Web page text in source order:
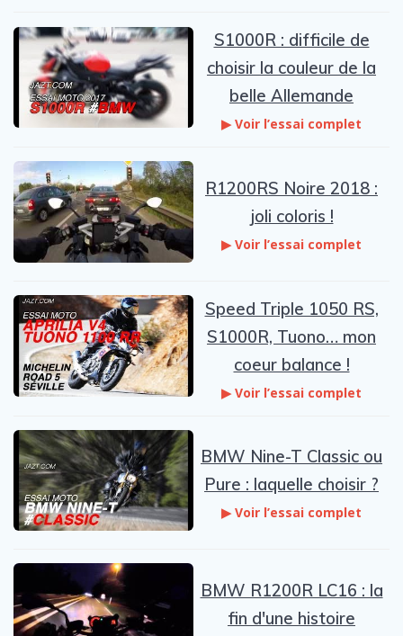
S1000R : difficile de
choisir la couleur de la
belle Allemande
▶ Voir l’essai complet
R1200RS Noire 2018 :
joli coloris !
▶ Voir l’essai complet
Speed Triple 1050 RS,
S1000R, Tuono… mon
coeur balance !
▶ Voir l’essai complet
BMW Nine-T Classic ou
Pure : laquelle choisir ?
▶ Voir l’essai complet
BMW R1200R LC16 : la
fin d'une histoire